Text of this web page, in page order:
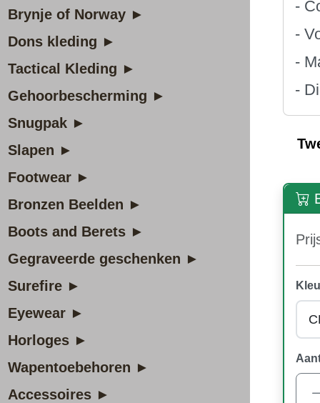
Brynje of Norway ►
Dons kleding ►
Tactical Kleding ►
Gehoorbescherming ►
Snugpak ►
Slapen ►
Footwear ►
Bronzen Beelden ►
Boots and Berets ►
Gegraveerde geschenken ►
Surefire ►
Eyewear ►
Horloges ►
Wapentoebehoren ►
Accessoires ►
-
-
-
-